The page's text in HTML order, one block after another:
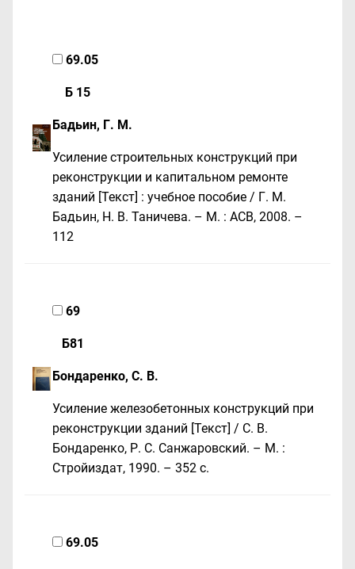
69.05
Б 15
Бадьин, Г. М.
Усиление строительных конструкций при
реконструкции и капитальном ремонте
зданий [Текст] : учебное пособие / Г. М.
Бадьин, Н. В. Таничева. – М. : АСВ, 2008. –
112
69
Б81
Бондаренко, С. В.
Усиление железобетонных конструкций при
реконструкции зданий [Текст] / С. В.
Бондаренко, Р. С. Санжаровский. – М. :
Стройиздат, 1990. – 352 c.
69.05